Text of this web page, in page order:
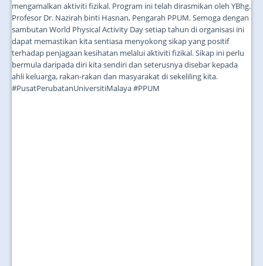
mengamalkan aktiviti fizikal. Program ini telah dirasmikan oleh YBhg.
Profesor Dr. Nazirah binti Hasnan, Pengarah PPUM. Semoga dengan
sambutan World Physical Activity Day setiap tahun di organisasi ini
dapat memastikan kita sentiasa menyokong sikap yang positif
terhadap penjagaan kesihatan melalui aktiviti fizikal. Sikap ini perlu
bermula daripada diri kita sendiri dan seterusnya disebar kepada
ahli keluarga, rakan-rakan dan masyarakat di sekeliling kita.
#PusatPerubatanUniversitiMalaya #PPUM